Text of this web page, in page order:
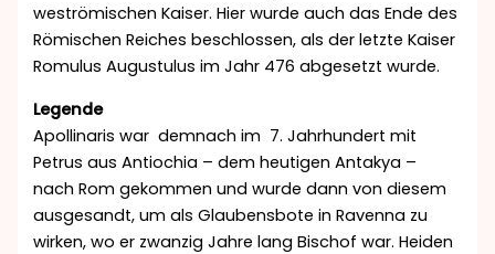
weströmischen Kaiser. Hier wurde auch das Ende des
Römischen Reiches beschlossen, als der letzte Kaiser
Romulus Augustulus im Jahr 476 abgesetzt wurde.
Legende
Apollinaris war demnach im 7. Jahrhundert mit
Petrus aus Antiochia – dem heutigen Antakya –
nach Rom gekommen und wurde dann von diesem
ausgesandt, um als Glaubensbote in Ravenna zu
wirken, wo er zwanzig Jahre lang Bischof war. Heiden